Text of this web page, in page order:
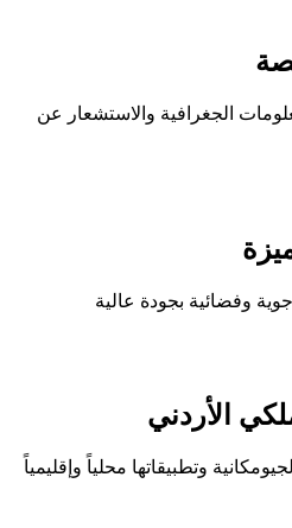
الجغرافية والاستشعار عن
وفضائية بجودة عالية
الأردني
وتطبيقاتها محلياً وإقليمياً